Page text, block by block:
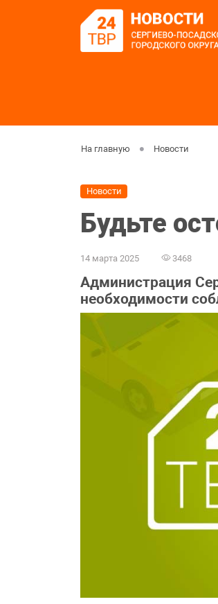
На главную Новости
Новости
Будьте
14 марта 2025 3468
Администрация
необходимости